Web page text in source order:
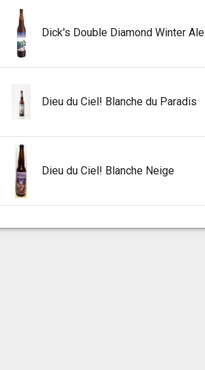
Dick's Double Diamond Winter Ale
Dieu du Ciel! Blanche du Paradis
Dieu du Ciel! Blanche Neige